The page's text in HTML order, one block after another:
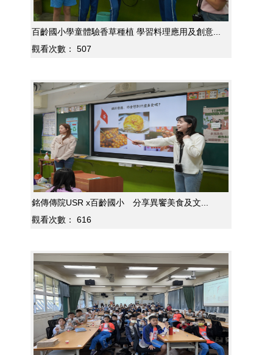
百齡國小學童體驗香草種植 學習料理應用及創意...
觀看次數：
507
銘傳傳院USR x百齡國小 分享異饗美食及文...
觀看次數：
616